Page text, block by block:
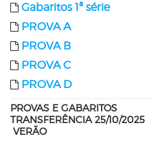
Gabaritos 1ª série
PROVA A
PROVA B
PROVA C
PROVA D
PROVAS E GABARITOS
TRANSFERÊNCIA 25/10/2025
VERÃO